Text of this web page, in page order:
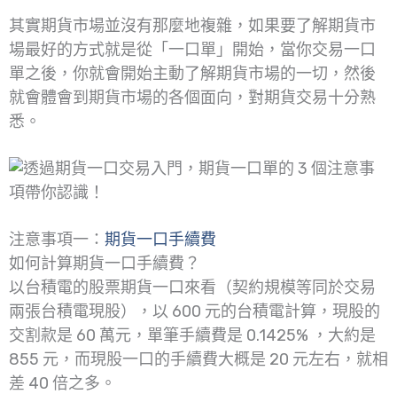
其實期貨市場並沒有那麼地複雜，如果要了解期貨市
場最好的方式就是從「一口單」開始，當你交易一口
單之後，你就會開始主動了解期貨市場的一切，然後
就會體會到期貨市場的各個面向，對期貨交易十分熟
悉。
注意事項一： 期貨一口手續費
如何計算期貨一口手續費？
以台積電的股票期貨一口來看（契約規模等同於交易
兩張台積電現股），以 600 元的台積電計算，現股的
交割款是 60 萬元，單筆手續費是 0.1425% ，大約是
855 元，而現股一口的手續費大概是 20 元左右，就相
差 40 倍之多。